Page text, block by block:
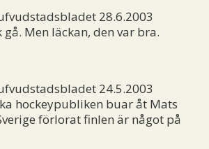
28.6.2003
gå. Men läckan, den var bra.
24.5.2003
hockeypubliken buar åt Mats
förlorat finlen är något på